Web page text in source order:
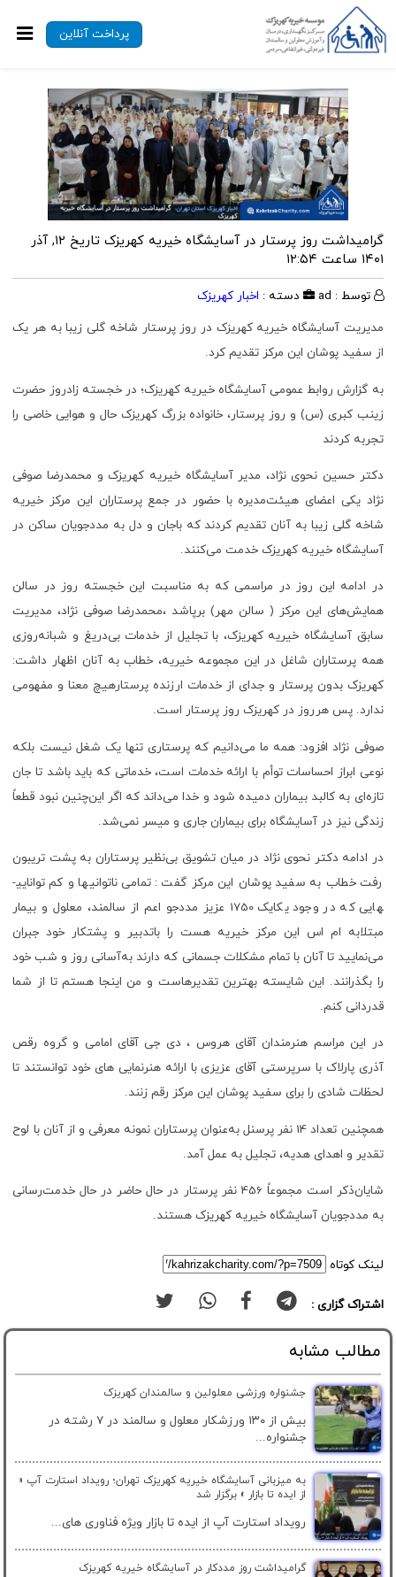
پرداخت آنلاین
گرامیداشت روز پرستار در آسایشگاه خیریه کهریزک
تاریخ ۱۲, آذر
۱۴۰۱ ساعت ۱۲:۵۴
توسط : ad دسته : اخبار کهریزک
مدیریت آسایشگاه خیریه کهریزک در روز پرستار شاخه گلی زیبا به هر یک
از سفید پوشان این مرکز تقدیم کرد.
به گزارش روابط عمومی آسایشگاه خیریه کهریزک؛ در خجسته زادروز حضرت
زینب کبری (س) و روز پرستار، خانواده بزرگ کهریزک حال و هوایی خاصی را
تجربه کردند
دکتر حسین نحوی نژاد، مدیر آسایشگاه خیریه کهریزک و محمدرضا صوفی
نژاد یکی اعضای هیئت‌مدیره با حضور در جمع پرستاران این مرکز خیریه
شاخه گلی زیبا به آنان تقدیم کردند که باجان و دل به مددجویان ساکن در
آسایشگاه خیریه کهریزک خدمت می‌کنند.
در ادامه این روز در مراسمی که به مناسبت این خجسته روز در سالن
همایش‌های این مرکز ( سالن مهر) برپاشد ،محمدرضا صوفی نژاد، مدیریت
سابق آسایشگاه خیریه کهریزک، با تجلیل از خدمات بی‌دریغ و شبانه‌روزی
همه پرستاران شاغل در این مجموعه خیریه، خطاب به آنان اظهار داشت:
کهریزک بدون پرستار و جدای از خدمات ارزنده پرستارهیچ معنا و مفهومی
ندارد. پس هرروز در کهریزک روز پرستار است.
صوفی نژاد افزود: همه ما می‌دانیم که پرستاری تنها یک شغل نیست بلکه
نوعی ابراز احساسات توأم با ارائه خدمات است، خدماتی که باید باشد تا جان
تازه‌ای به کالبد بیماران دمیده شود و خدا می‌داند که اگر این‌چنین نبود قطعاً
زندگی نیز در آسایشگاه برای بیماران جاری و میسر نمی‌شد.
در ادامه دکتر نحوی نژاد در میان تشویق بی‌نظیر پرستاران به پشت تریبون
رفت خطاب به سفید پوشان این مرکز گفت : تمامی ناتوانی­ها و کم توانایی­
هایی که در وجود یکایک 1750 عزیز مددجو اعم از سالمند، معلول و بیمار
مبتلابه ام اس این مرکز خیریه هست را باتدبیر و پشتکار خود جبران
می‌نمایید تا آنان با تمام مشکلات جسمانی که دارند به‌آسانی روز و شب خود
را بگذرانند. این شایسته بهترین تقدیرهاست و من اینجا هستم تا از شما
قدردانی کنم.
در این مراسم هنرمندان آقای هروس ، دی جی آقای امامی و گروه رقص
آذری پارلاک با سرپرستی آقای عزیزی با ارائه هنرنمایی های خود توانستند تا
لحظات شادی را برای سفید پوشان این مرکز رقم زنند.
همچنین تعداد 14 نفر پرسنل به‌عنوان پرستاران نمونه معرفی و از آنان با لوح
تقدیر و اهدای هدیه، تجلیل به عمل آمد.
شایان‌ذکر است مجموعاً 456 نفر پرستار در حال حاضر در حال خدمت‌رسانی
به مددجویان آسایشگاه خیریه کهریزک هستند.
لینک کوتاه
اشتراک گزاری :
مطالب مشابه
جشنواره ورزشی معلولین و سالمندان کهریزک
بیش از ۱۳۰ ورزشکار معلول و سالمند در ۷ رشته در
جشنواره...
به میزبانی آسایشگاه خیریه کهریزک تهران؛ رویداد استارت آپ «
از ایده تا بازار » برگزار شد
رویداد استارت آپ از ایده تا بازار ویژه فناوری های...
گرامیداشت روز مددکار در آسایشگاه خیریه کهریزک